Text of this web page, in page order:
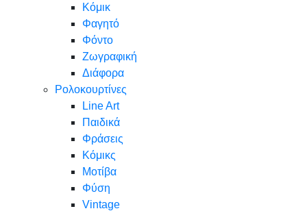
Κόμικ
Φαγητό
Φόντο
Ζωγραφική
Διάφορα
Ρολοκουρτίνες
Line Art
Παιδικά
Φράσεις
Κόμικς
Μοτίβα
Φύση
Vintage